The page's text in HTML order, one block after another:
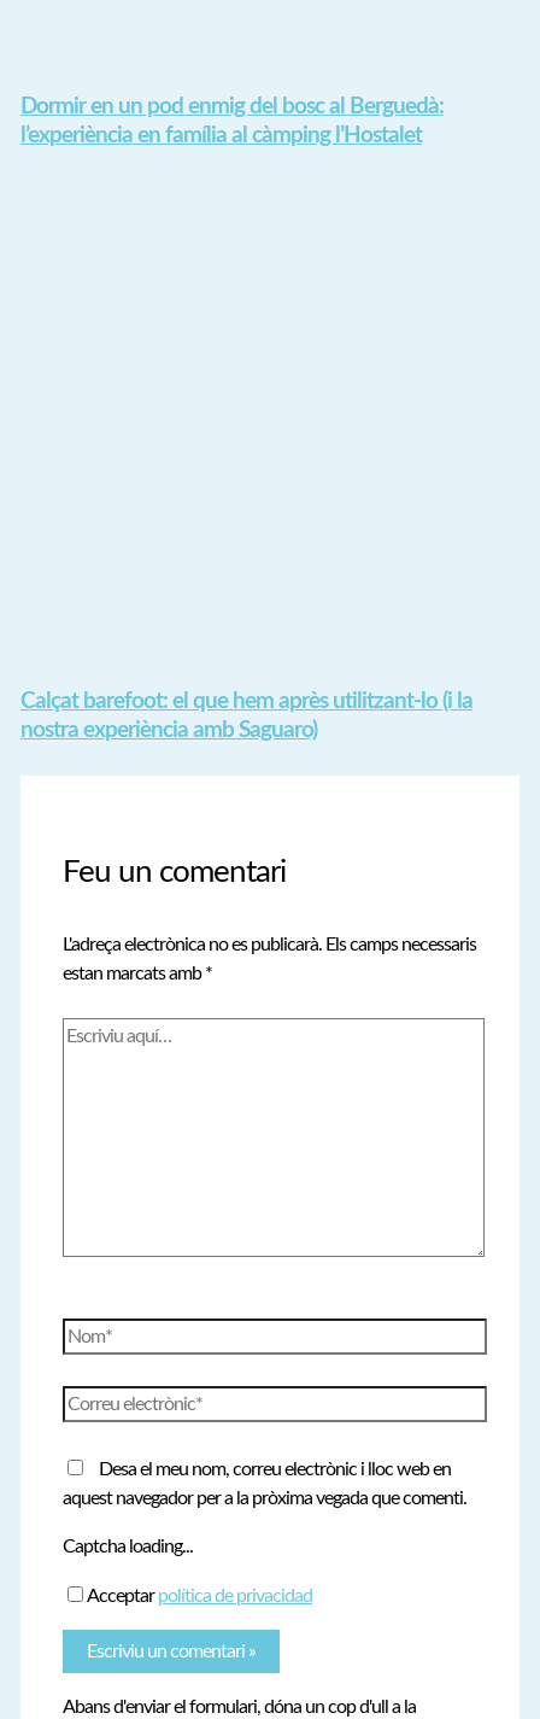
Dormir en un pod enmig del bosc al Berguedà:
l’experiència en família al càmping l’Hostalet
Calçat barefoot: el que hem après utilitzant-lo (i la
nostra experiència amb Saguaro)
Feu un comentari
L'adreça electrònica no es publicarà. Els camps necessaris
estan marcats amb*
Escriviu
Nom*
Correu
electrònic*
Desa el meu nom, correu electrònic i lloc web en
aquest navegador per a la pròxima vegada que comenti.
Captcha loading...
Acceptarpolítica de privacidad
Abans d'enviar el formulari, dóna un cop d'ull a la